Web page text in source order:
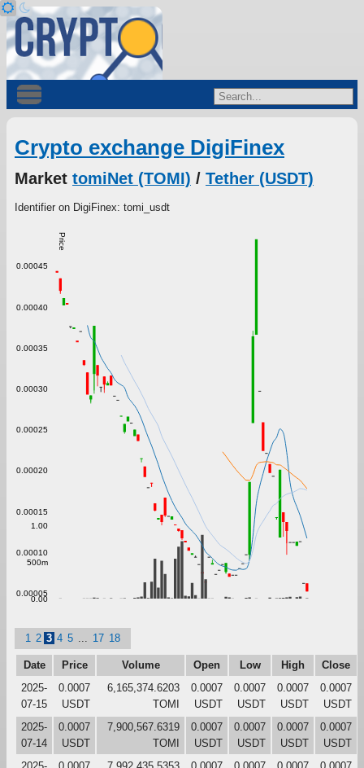
Crypto exchange DigiFinex
Market tomiNet (TOMI) / Tether (USDT)
Identifier on DigiFinex: tomi_usdt
Price
0.00005
0.00010
0.00015
0.00020
0.00025
0.00030
0.00035
0.00040
0.00045
0.00
500m
1.00
1 2 3 4 5 17 18
Date Price Volume Open Low High
Close
2025-
07-15
0.0007
USDT
6,165,374.6203
TOMI
0.0007
USDT
0.0007
USDT
0.0007
USDT
0.0007
USDT
2025-
07-14
0.0007
USDT
7,900,567.6319
TOMI
0.0007
USDT
0.0007
USDT
0.0007
USDT
0.0007
USDT